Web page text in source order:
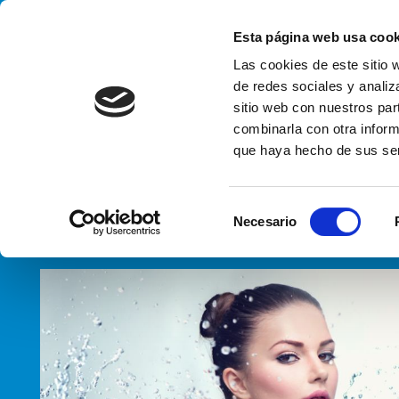
Esta página web usa
Las cookies de este sitio
de redes sociales y
sitio web con nuestros
combinarla con otra
que haya hecho de sus
e
e
c
c
ó
n
Necesario
Sector